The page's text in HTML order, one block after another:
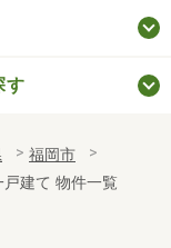
す
福岡市
建て 物件一覧